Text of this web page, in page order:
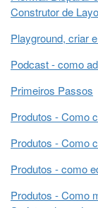
Construtor de
Playground, criar
Podcast - como
Primeiros Passos
Produtos - Como
Produtos - Como
Produtos - como
Produtos - Como